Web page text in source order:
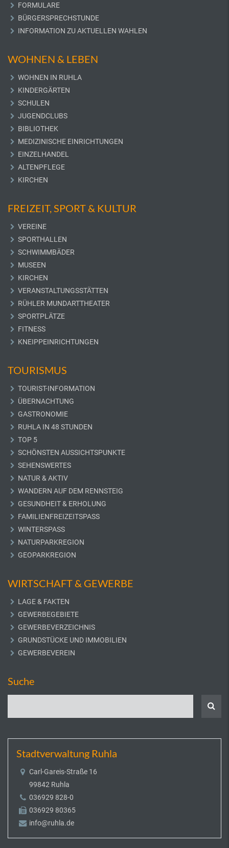
FORMULARE
BÜRGERSPRECHSTUNDE
INFORMATION ZU AKTUELLEN WAHLEN
WOHNEN & LEBEN
WOHNEN IN RUHLA
KINDERGÄRTEN
SCHULEN
JUGENDCLUBS
BIBLIOTHEK
MEDIZINISCHE EINRICHTUNGEN
EINZELHANDEL
ALTENPFLEGE
KIRCHEN
FREIZEIT, SPORT & KULTUR
VEREINE
SPORTHALLEN
SCHWIMMBÄDER
MUSEEN
KIRCHEN
VERANSTALTUNGSSTÄTTEN
RÜHLER MUNDARTTHEATER
SPORTPLÄTZE
FITNESS
KNEIPPEINRICHTUNGEN
TOURISMUS
TOURIST-INFORMATION
ÜBERNACHTUNG
GASTRONOMIE
RUHLA IN 48 STUNDEN
TOP 5
SCHÖNSTEN AUSSICHTSPUNKTE
SEHENSWERTES
NATUR & AKTIV
WANDERN AUF DEM RENNSTEIG
GESUNDHEIT & ERHOLUNG
FAMILIENFREIZEITSPASS
WINTERSPASS
NATURPARKREGION
GEOPARKREGION
WIRTSCHAFT & GEWERBE
LAGE & FAKTEN
GEWERBEGEBIETE
GEWERBEVERZEICHNIS
GRUNDSTÜCKE UND IMMOBILIEN
GEWERBEVEREIN
Suche
Stadtverwaltung Ruhla
Carl-Gareis-Straße 16
99842 Ruhla
036929 828-0
036929 80365
info@ruhla.de